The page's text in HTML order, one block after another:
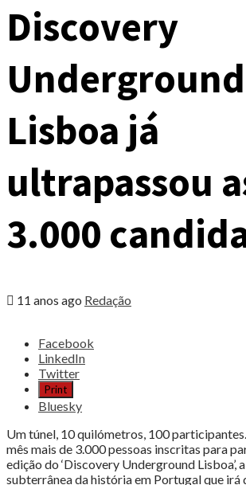
Discovery
Underground
Lisboa já
ultrapassou
3.000
11 anos ago Redação
Share
post
"Discovery
Underground
Lisboa
já
ultrapassou
as
3.000
Facebook
LinkedIn
Twitter
Print
Bluesky
Um túnel, 10 quilómetros, 100
mês mais de 3.000 pessoas inscritas para
edição do ‘Discovery Underground Lisboa’,
subterrânea da história em Portugal que irá